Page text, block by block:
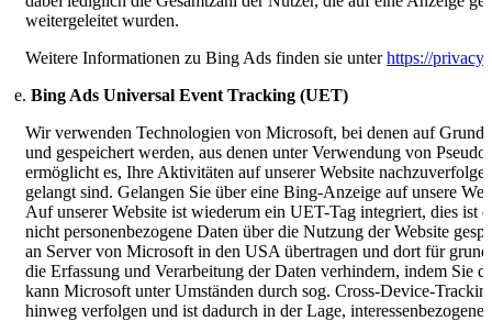
weitergeleitet wurden.
Weitere Informationen zu Bing Ads finden sie unterhttps://
Bing Ads Universal Event Tracking (UET)
Wir verwenden Technologien von Microsoft, bei denen auf
und gespeichert werden, aus denen unter Verwendung von
ermöglicht es, Ihre Aktivitäten auf unserer Website
gelangt sind. Gelangen Sie über eine Bing-Anzeige auf unsere
Auf unserer Website ist wiederum ein UET-Tag integriert, dies ist
nicht personenbezogene Daten über die Nutzung der Website
an Server von Microsoft in den USA übertragen und dort für
die Erfassung und Verarbeitung der Daten verhindern, indem Sie
kann Microsoft unter Umständen durch sog. Cross-Device-
hinweg verfolgen und ist dadurch in der Lage,